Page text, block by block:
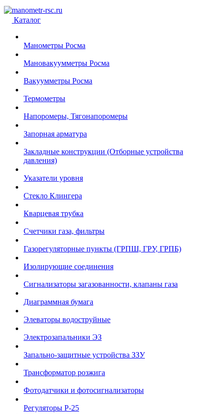
Каталог
Манометры Росма
Мановакуумметры Росма
Вакуумметры Росма
Термометры
Напоромеры, Тягонапоромеры
Запорная арматура
Закладные конструкции (Отборные устройства
давления)
Указатели уровня
Стекло Клингера
Кварцевая трубка
Счетчики газа, фильтры
Газорегуляторные пункты (ГРПШ, ГРУ, ГРПБ)
Изолирующие соединения
Сигнализаторы загазованности, клапаны газа
Диаграммная бумага
Элеваторы водоструйные
Электрозапальники ЭЗ
Запально-защитные устройства ЗЗУ
Трансформатор розжига
Фотодатчики и фотосигнализаторы
Регуляторы Р-25